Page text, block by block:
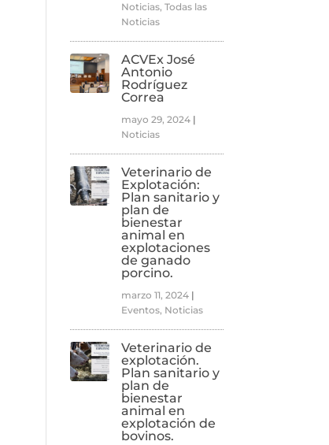
Noticias,Todas las
Noticias
ACVEx José
Antonio
Rodríguez
Correa
mayo 29, 2024 |
Noticias
Veterinario de
Explotación:
Plan sanitario y
plan de
bienestar
animal en
explotaciones
de ganado
porcino.
marzo 11, 2024 |
Eventos, Noticias
Veterinario de
explotación.
Plan sanitario y
plan de
bienestar
animal en
explotación de
bovinos.